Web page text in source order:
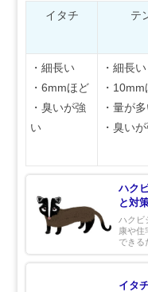
イタチ テ
・細長い
・6mmほど
・臭いが強
い
・細長い
・
・量が
・臭い
ハク
と対
ハクビ
康や住
できる
事では
対策法
イタ